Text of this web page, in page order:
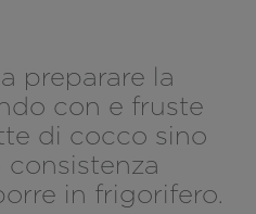
preparare la
con e fruste
di cocco sino
in frigorifero.